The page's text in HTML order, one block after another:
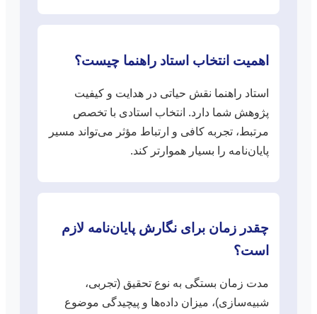
اهمیت انتخاب استاد راهنما چیست؟
استاد راهنما نقش حیاتی در هدایت و کیفیت
پژوهش شما دارد. انتخاب استادی با تخصص
مرتبط، تجربه کافی و ارتباط مؤثر می‌تواند مسیر
پایان‌نامه را بسیار هموارتر کند.
چقدر زمان برای نگارش پایان‌نامه لازم
است؟
مدت زمان بستگی به نوع تحقیق (تجربی،
شبیه‌سازی)، میزان داده‌ها و پیچیدگی موضوع